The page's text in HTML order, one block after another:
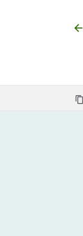
arrow_backward
content_copy